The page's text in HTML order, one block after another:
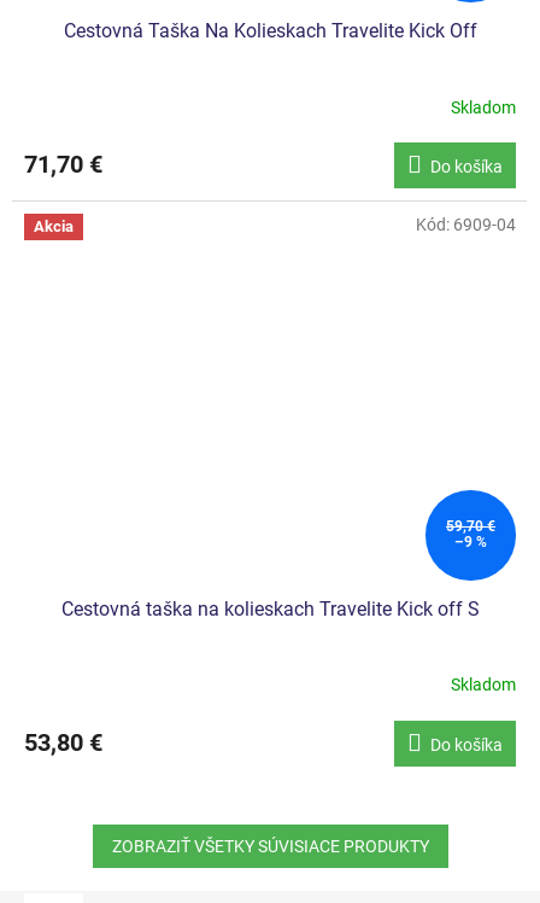
Cestovná Taška Na Kolieskach Travelite Kick Off
Skladom
71,70 € Do košíka
Akcia
59,70 €
–9 %
Cestovná taška na kolieskach Travelite Kick off S
Skladom
53,80 € Do košíka
Kód: 6909-04
ZOBRAZIŤ VŠETKY SÚVISIACE PRODUKTY